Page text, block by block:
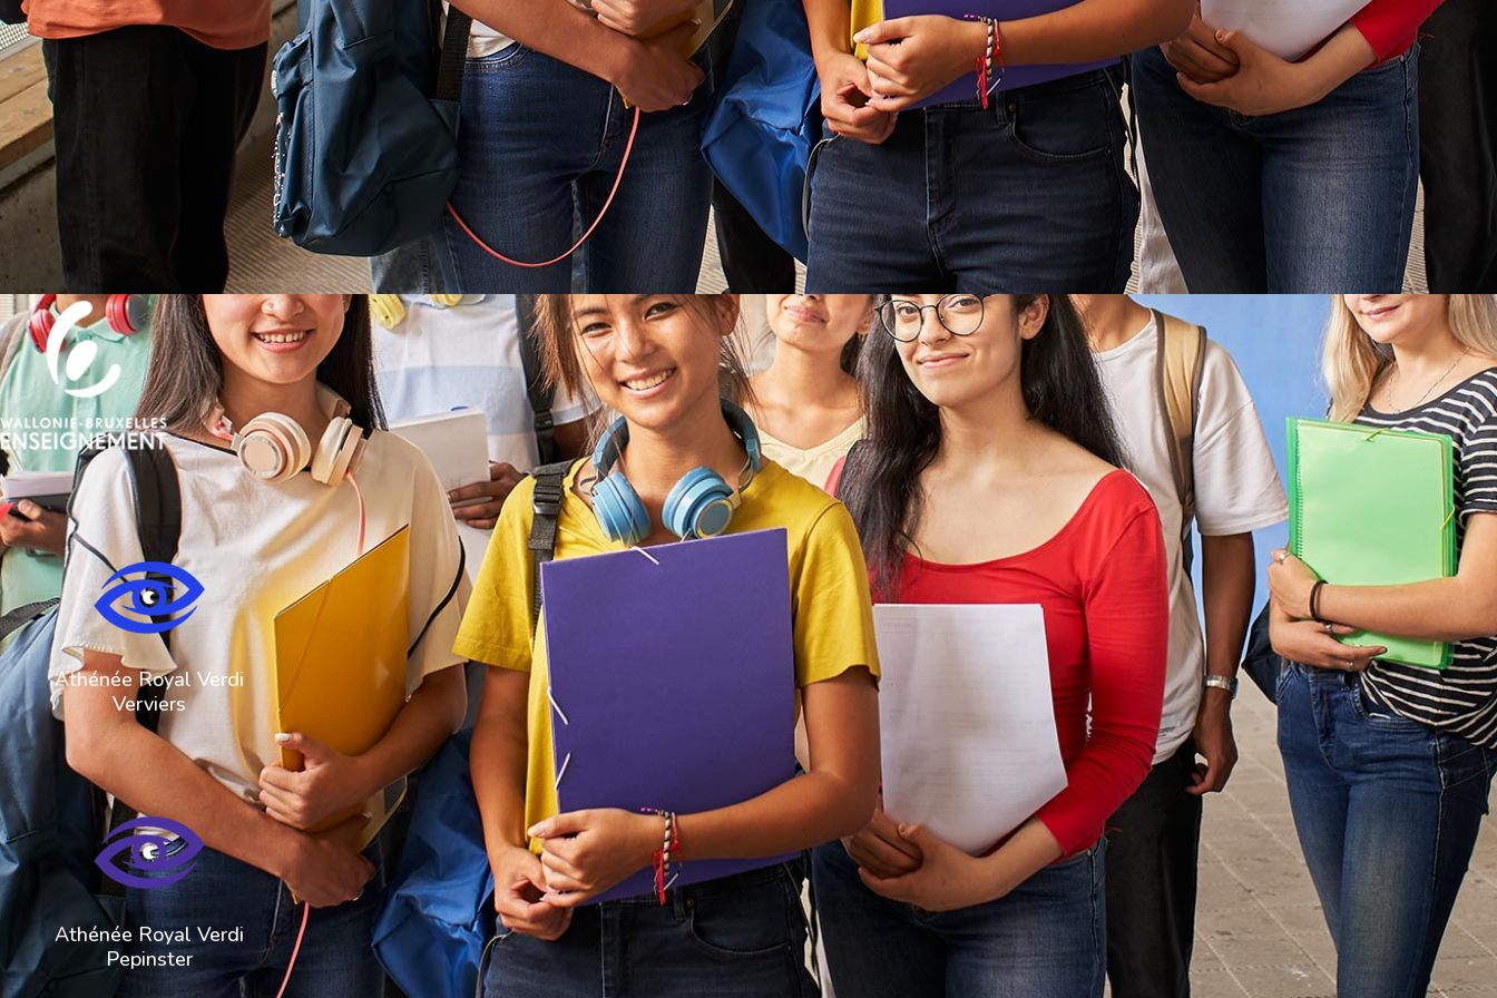
Athénée Royal Verdi
Verviers
087 32 43 60
direction@arverdi.be
Athénée Royal Verdi
Pepinster
087 46 98 38
commis.pepinster@arverdi.be